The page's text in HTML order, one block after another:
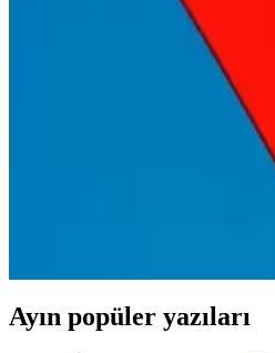
Çok Yönlü Saç Dökülmesi
Güvenilir Yöntemler ile Saç
Saç dökülmesine karşı çok yönlü
ipuçlarıyla saç sağlığını koruma ve
Saç Sağlığı İçin Doğru
Saç sağlığı için doğru beslenme
mineraller saçların güçlenmesine,
katkı sağlar. Dengeli beslenmeyle
Ayın popüler yazıları